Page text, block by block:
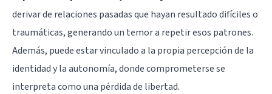
derivar de relaciones pasadas que hayan resultado difíciles o
traumáticas, generando un temor a repetir esos patrones.
Además, puede estar vinculado a la propia percepción de la
identidad y la autonomía, donde comprometerse se
interpreta como una pérdida de libertad.